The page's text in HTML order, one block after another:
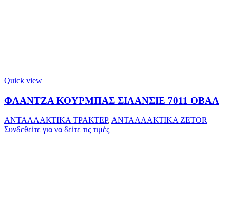
Quick view
ΦΛΑΝΤΖΑ ΚΟΥΡΜΠΑΣ ΣΙΛΑΝΣΙΕ 7011 ΟΒΑΛ
ΑΝΤΑΛΛΑΚΤΙΚΑ ΤΡΑΚΤΕΡ, ΑΝΤΑΛΛΑΚΤΙΚΑ ZETOR
Συνδεθείτε για να δείτε τις τιμές